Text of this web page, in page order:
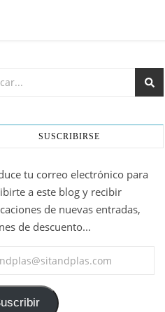
SUSCRIBIRSE
tu correo electrónico para
a este blog y recibir
de nuevas entradas,
de descuento...